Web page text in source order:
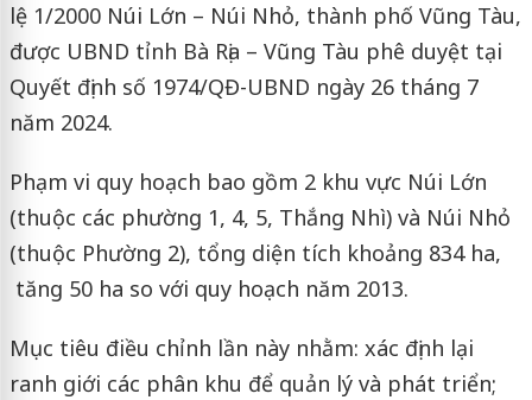
lệ 1/2000 Núi Lớn – Núi Nhỏ, thành phố Vũng Tàu,
được UBND tỉnh Bà Rịa – Vũng Tàu phê duyệt tại
Quyết định số 1974/QĐ-UBND ngày 26 tháng 7
năm 2024.
Phạm vi quy hoạch bao gồm 2 khu vực Núi Lớn
(thuộc các phường 1, 4, 5, Thắng Nhì) và Núi Nhỏ
(thuộc Phường 2), tổng diện tích khoảng 834 ha,
tăng 50 ha so với quy hoạch năm 2013.
Mục tiêu điều chỉnh lần này nhằm: xác định lại
ranh giới các phân khu để quản lý và phát triển;